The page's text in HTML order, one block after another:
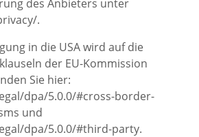
des Anbieters unter
.
in die USA wird auf die
der EU-Kommission
Sie hier:
dpa/5.0.0/#cross-border-
und
dpa/5.0.0/#third-party.